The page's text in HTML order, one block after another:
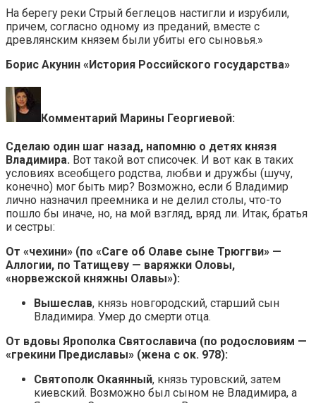
На берегу реки Стрый беглецов настигли и изрубили,
причем, согласно одному из преданий, вместе с
древлянским князем были убиты его сыновья.»
Борис Акунин «История Российского государства»
Комментарий Марины Георгиевой:
Сделаю один шаг назад, напомню о детях князя
Владимира. Вот такой вот списочек. И вот как в таких
условиях всеобщего родства, любви и дружбы (шучу,
конечно) мог быть мир? Возможно, если б Владимир
лично назначил преемника и не делил столы, что-то
пошло бы иначе, но, на мой взгляд, вряд ли. Итак, братья
и сестры:
От «чехини» (по «Саге об Олаве сыне Трюггви» —
Аллогии, по Татищеву — варяжки Оловы,
«норвежской княжны Олавы»):
Вышеслав, князь новгородский, старший сын
Владимира. Умер до смерти отца.
От вдовы Ярополка Святославича (по родословиям —
«грекини Предиславы» (жена с ок. 978):
Святополк Окаянный, князь туровский, затем
киевский. Возможно был сыном не Владимира, а